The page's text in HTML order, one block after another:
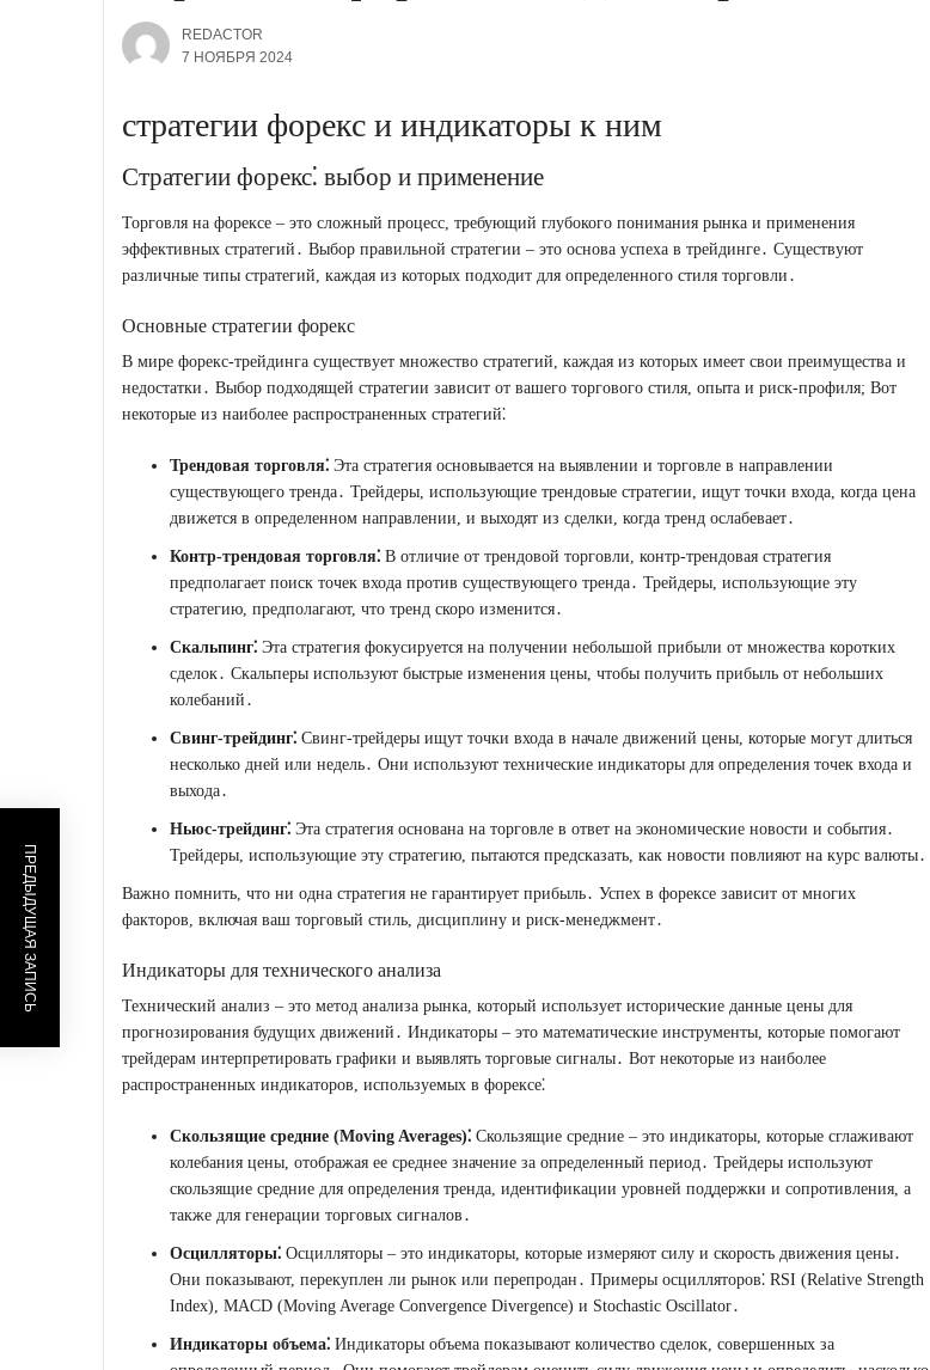
REDACTOR
7 НОЯБРЯ 2024
стратегии форекс и индикаторы к ним
Стратегии форекс⁚ выбор и применение
Торговля на форексе – это сложный процесс, требующий глубокого понимания рынка и применения
эффективных стратегий․ Выбор правильной стратегии – это основа успеха в трейдинге․ Существуют
различные типы стратегий, каждая из которых подходит для определенного стиля торговли․
Основные стратегии форекс
В мире форекс-трейдинга существует множество стратегий, каждая из которых имеет свои преимущества и
недостатки․ Выбор подходящей стратегии зависит от вашего торгового стиля, опыта и риск-профиля; Вот
некоторые из наиболее распространенных стратегий⁚
Трендовая торговля⁚ Эта стратегия основывается на выявлении и торговле в направлении
существующего тренда․ Трейдеры, использующие трендовые стратегии, ищут точки входа, когда цена
движется в определенном направлении, и выходят из сделки, когда тренд ослабевает․
Контр-трендовая торговля⁚ В отличие от трендовой торговли, контр-трендовая стратегия
предполагает поиск точек входа против существующего тренда․ Трейдеры, использующие эту
стратегию, предполагают, что тренд скоро изменится․
Скальпинг⁚ Эта стратегия фокусируется на получении небольшой прибыли от множества коротких
сделок․ Скальперы используют быстрые изменения цены, чтобы получить прибыль от небольших
колебаний․
Свинг-трейдинг⁚ Свинг-трейдеры ищут точки входа в начале движений цены, которые могут длиться
несколько дней или недель․ Они используют технические индикаторы для определения точек входа и
выхода․
Ньюс-трейдинг⁚ Эта стратегия основана на торговле в ответ на экономические новости и события․
Трейдеры, использующие эту стратегию, пытаются предсказать, как новости повлияют на курс валюты․
Важно помнить, что ни одна стратегия не гарантирует прибыль․ Успех в форексе зависит от многих
факторов, включая ваш торговый стиль, дисциплину и риск-менеджмент․
Индикаторы для технического анализа
Технический анализ – это метод анализа рынка, который использует исторические данные цены для
прогнозирования будущих движений․ Индикаторы – это математические инструменты, которые помогают
трейдерам интерпретировать графики и выявлять торговые сигналы․ Вот некоторые из наиболее
распространенных индикаторов, используемых в форексе⁚
Скользящие средние (Moving Averages)⁚ Скользящие средние – это индикаторы, которые сглаживают
колебания цены, отображая ее среднее значение за определенный период․ Трейдеры используют
скользящие средние для определения тренда, идентификации уровней поддержки и сопротивления, а
также для генерации торговых сигналов․
Осцилляторы⁚ Осцилляторы – это индикаторы, которые измеряют силу и скорость движения цены․
Они показывают, перекуплен ли рынок или перепродан․ Примеры осцилляторов⁚ RSI (Relative Strength
Index), MACD (Moving Average Convergence Divergence) и Stochastic Oscillator․
Индикаторы объема⁚ Индикаторы объема показывают количество сделок, совершенных за
ПРЕДЫДУЩАЯ ЗАПИСЬ